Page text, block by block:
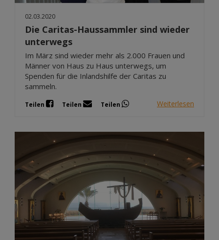
02.03.2020
Die Caritas-Haussammler sind wieder
unterwegs
Im März sind wieder mehr als 2.000 Frauen und
Männer von Haus zu Haus unterwegs, um
Spenden für die Inlandshilfe der Caritas zu
sammeln.
Teilen Teilen Teilen Weiterlesen